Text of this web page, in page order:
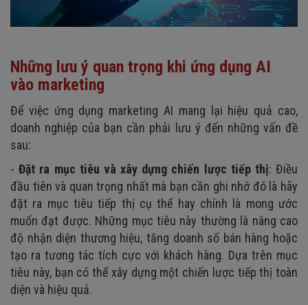
Những lưu ý quan trọng khi ứng dụng AI
vào marketing
Để việc ứng dụng marketing AI mang lại hiệu quả cao,
doanh nghiệp của bạn cần phải lưu ý đến những vấn đề
sau:
-Đặt ra mục tiêu và xây dựng chiến lược tiếp thị: Điều
đầu tiên và quan trọng nhất mà bạn cần ghi nhớ đó là hãy
đặt ra mục tiêu tiếp thị cụ thể hay chính là mong ước
muốn đạt được. Những mục tiêu này thường là nâng cao
độ nhận diện thương hiệu, tăng doanh số bán hàng hoặc
tạo ra tương tác tích cực với khách hàng. Dựa trên mục
tiêu này, bạn có thể xây dựng một chiến lược tiếp thị toàn
diện và hiệu quả.